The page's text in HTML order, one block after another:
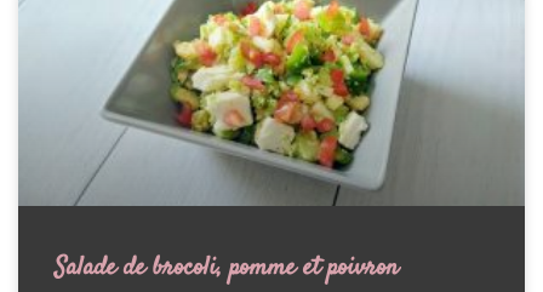
Salade de brocoli, pomme et poivron